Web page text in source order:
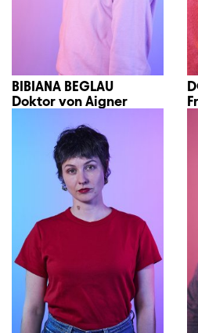
BIBIANA BEGLAU
Doktor von Aigner